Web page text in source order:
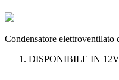
Condensatore elettroventilato
DISPONIBILE IN